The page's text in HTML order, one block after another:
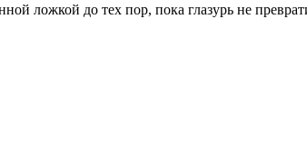
ложкой до тех пор, пока глазурь не